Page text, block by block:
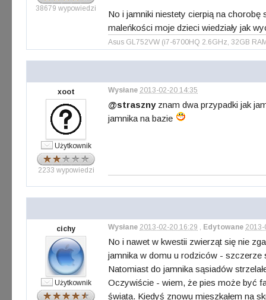
38679 wypowiedzi
No i jamniki niestety cierpią na chorobę
maleńkości moje dzieci wiedziały jak
Asus GL752VW (i7-6700HQ 2.6GHz, 32GB
xoot
Użytkownik
2233 wypowiedzi
Wysłane 2013-02-20 14:35
@strasznyznam dwa przypadki jak
jamnika na bazie
cichy
Użytkownik
Wysłane 2013-02-20 16:29 , Edytowane
No i nawet w kwestii zwierząt się nie
jamnika w domu u rodziców - szczerze
Natomiast do jamnika sąsiadów
Oczywiście - wiem, że pies może być
świata. Kiedyś znowu mieszkałem na